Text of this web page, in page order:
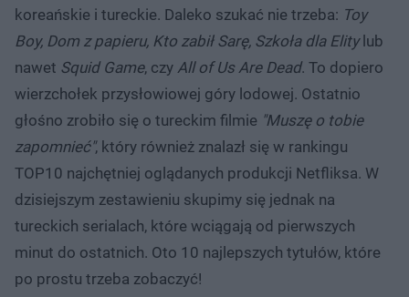
koreańskie i tureckie. Daleko szukać nie trzeba: Toy
Boy, Dom z papieru, Kto zabił Sarę, Szkoła dla Elitylub
nawet Squid Game, czy All of Us Are Dead. To dopiero
wierzchołek przysłowiowej góry lodowej. Ostatnio
głośno zrobiło się o tureckim filmie "Muszę o tobie
zapomnieć", który również znalazł się w rankingu
TOP10 najchętniej oglądanych produkcji Netfliksa. W
dzisiejszym zestawieniu skupimy się jednak na
tureckich serialach, które wciągają od pierwszych
minut do ostatnich. Oto 10 najlepszych tytułów, które
po prostu trzeba zobaczyć!